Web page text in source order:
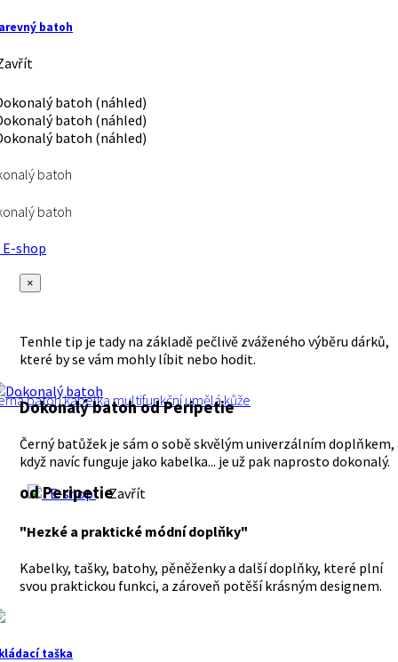
batoh
batoh
batoh
shop
×
Tenhle tip je tady na základě pečlivě zváženého výběru dárků,
které by se vám mohly líbit nebo hodit.
batohkabelka multifunkčníumělá kůže
Dokonalý batohod Peripetie
Černý batůžek je sám o sobě skvělým univerzálním doplňkem,
když navíc funguje jako kabelka... je už pak naprosto dokonalý.
E-shop Zavřít
od Peripetie
"Hezké a praktické módní doplňky"
Kabelky, tašky, batohy, pěněženky a další doplňky, které plní
svou praktickou funkci, a zároveň potěší krásným designem.
taška